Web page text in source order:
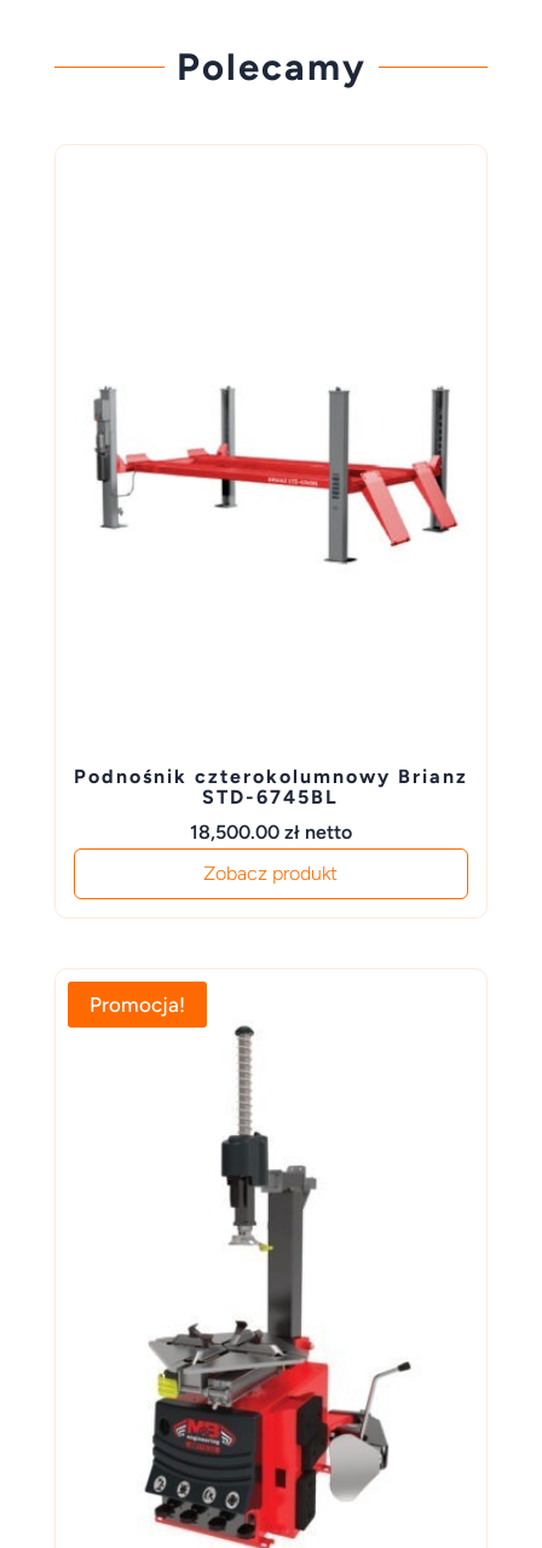
Polecamy
Podnośnik czterokolumnowy Brianz
STD-6745BL
18,500.00 zł netto
Zobacz produkt
Promocja!